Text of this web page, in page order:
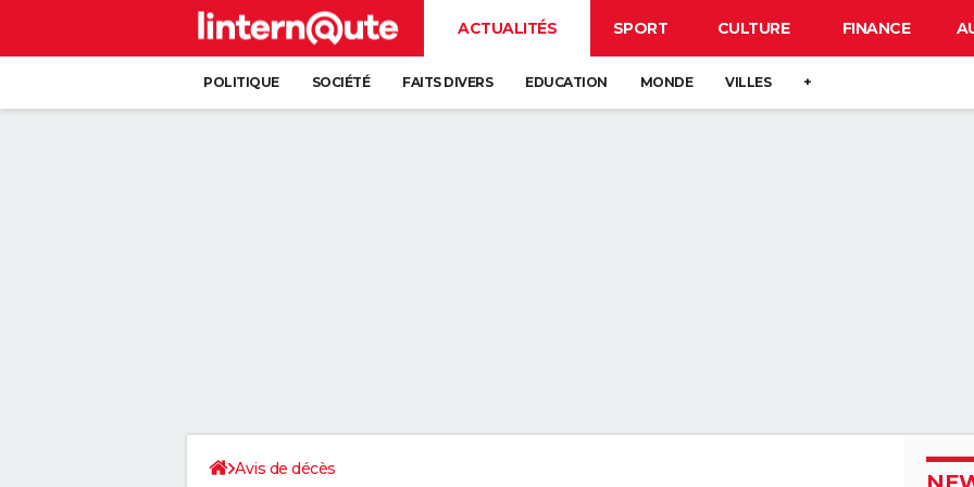
ACTUALITÉS SPORT CULTURE FINANCE
POLITIQUE SOCIÉTÉ FAITS DIVERS EDUCATION MONDE VILLES +
Avis de décès